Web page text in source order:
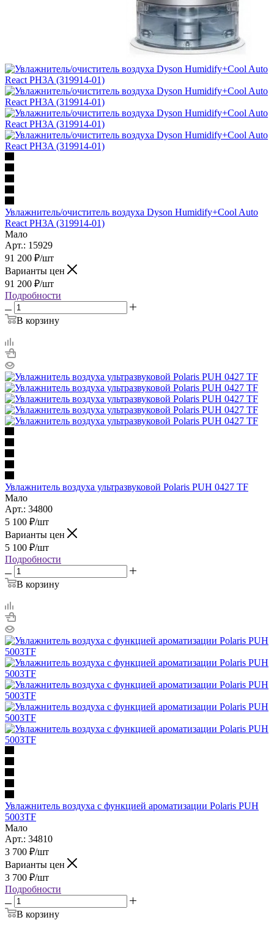
Увлажнитель/очиститель воздуха Dyson Humidify+Cool Auto
React PH3A (319914-01)
Мало
Арт.: 15929
91 200 ₽/шт
Варианты цен
91 200 ₽/шт
Подробности
В корзину
Увлажнитель воздуха ультразвуковой Polaris PUH 0427 TF
Мало
Арт.: 34800
5 100 ₽/шт
Варианты цен
5 100 ₽/шт
Подробности
В корзину
Увлажнитель воздуха с функцией ароматизации Polaris PUH
5003TF
Мало
Арт.: 34810
3 700 ₽/шт
Варианты цен
3 700 ₽/шт
Подробности
В корзину